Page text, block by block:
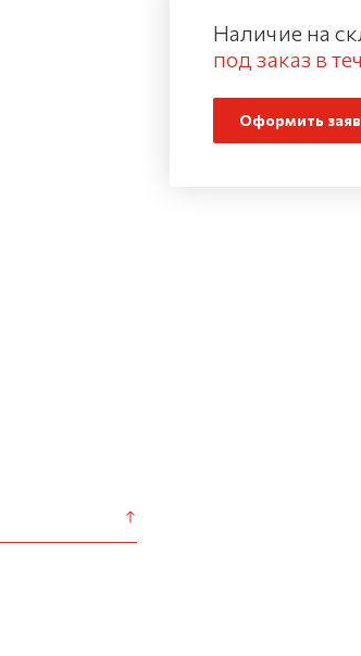
Наличие на
под заказ в
Оформить